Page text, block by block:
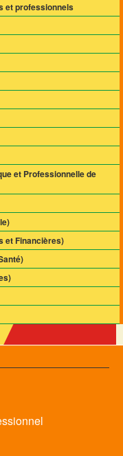
et professionnels
et Professionnelle de
et Financières)